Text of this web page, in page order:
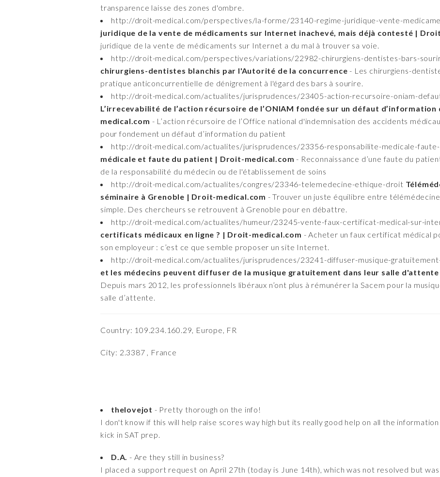
transparence laisse des zones d'ombre.
http://droit-medical.com/perspectives/la-forme/23140-regime-juridique-vente-
juridique de la vente de médicaments sur Internet inachevé, mais déjà contesté |
juridique de la vente de médicaments sur Internet a du mal à trouver sa voie.
http://droit-medical.com/perspectives/variations/22982-chirurgiens-dentistes-bars-
chirurgiens-dentistes blanchis par l'Autorité de la concurrence - Les chirurgiens-
pratique anticoncurrentielle de dénigrement à l'égard des bars à sourire.
http://droit-medical.com/actualites/jurisprudences/23405-action-recursoire-oniam-
L’irrecevabilité de l’action récursoire de l’ONIAM fondée sur un défaut
medical.com - L’action récursoire de l’Office national d'indemnisation des accidents
pour fondement un défaut d’information du patient
http://droit-medical.com/actualites/jurisprudences/23356-responsabilite-medicale-
médicale et faute du patient | Droit-medical.com - Reconnaissance d’une faute du
de la responsabilité du médecin ou de l'établissement de soins
http://droit-medical.com/actualites/congres/23346-telemedecine-ethique-droit
séminaire à Grenoble | Droit-medical.com - Trouver un juste équilibre entre
simple. Des chercheurs se retrouvent à Grenoble pour en débattre.
http://droit-medical.com/actualites/humeur/23245-vente-faux-certificat-medical-sur-
certificats médicaux en ligne ? | Droit-medical.com - Acheter un faux certificat médical
son employeur : c’est ce que semble proposer un site Internet.
http://droit-medical.com/actualites/jurisprudences/23241-diffuser-musique-
et les médecins peuvent diffuser de la musique gratuitement dans leur salle
Depuis mars 2012, les professionnels libéraux n’ont plus à rémunérer la Sacem pour la
salle d’attente.
Country: 109.234.160.29, Europe, FR
City: 2.3387 , France
thelovejot - Pretty thorough on the info!
I don't know if this will help raise scores way high but its really good help on all the
kick in SAT prep.
D.A. - Are they still in business?
I placed a support request on April 27th (today is June 14th), which was not resolved but